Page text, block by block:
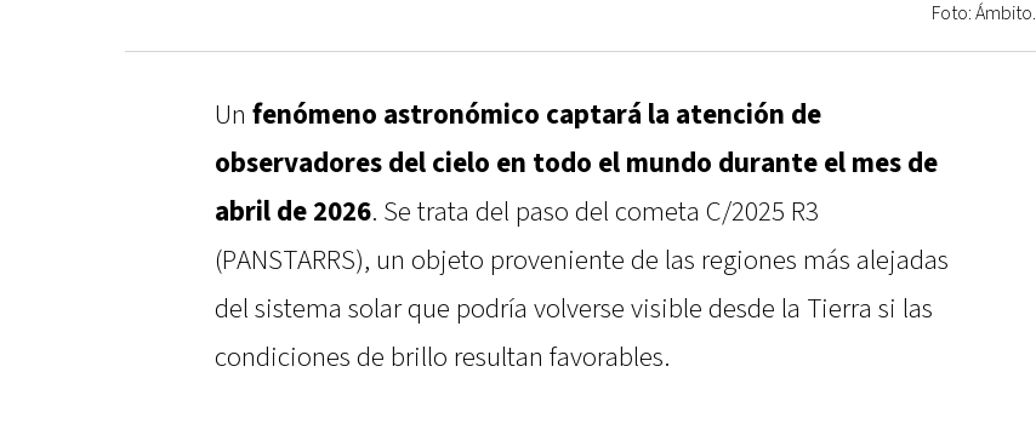
Foto: Ámbito.
Un fenómeno astronómico captará la atención de
observadores del cielo en todo el mundo durante el mes de
abril de 2026. Se trata del paso del cometa C/2025 R3
(PANSTARRS), un objeto proveniente de las regiones más alejadas
del sistema solar que podría volverse visible desde la Tierra si las
condiciones de brillo resultan favorables.